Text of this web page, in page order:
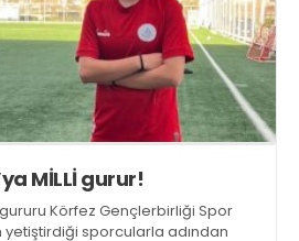
MİLLİ gurur!
Körfez Gençlerbirliği Spor
yetiştirdiği sporcularla adından